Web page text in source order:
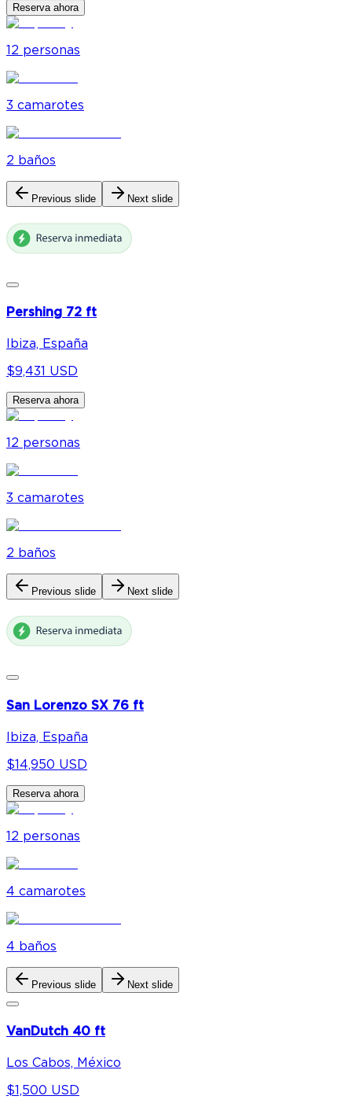
Reserva ahora
12 personas
3 camarotes
2 baños
Previous slide Next slide
Pershing 72 ft
Ibiza, España
$9,431 USD
Reserva ahora
12 personas
3 camarotes
2 baños
Previous slide Next slide
San Lorenzo SX 76 ft
Ibiza, España
$14,950 USD
Reserva ahora
12 personas
4 camarotes
4 baños
Previous slide Next slide
VanDutch 40 ft
Los Cabos, México
$1,500 USD